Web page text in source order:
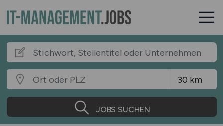
JOBS SUCHEN